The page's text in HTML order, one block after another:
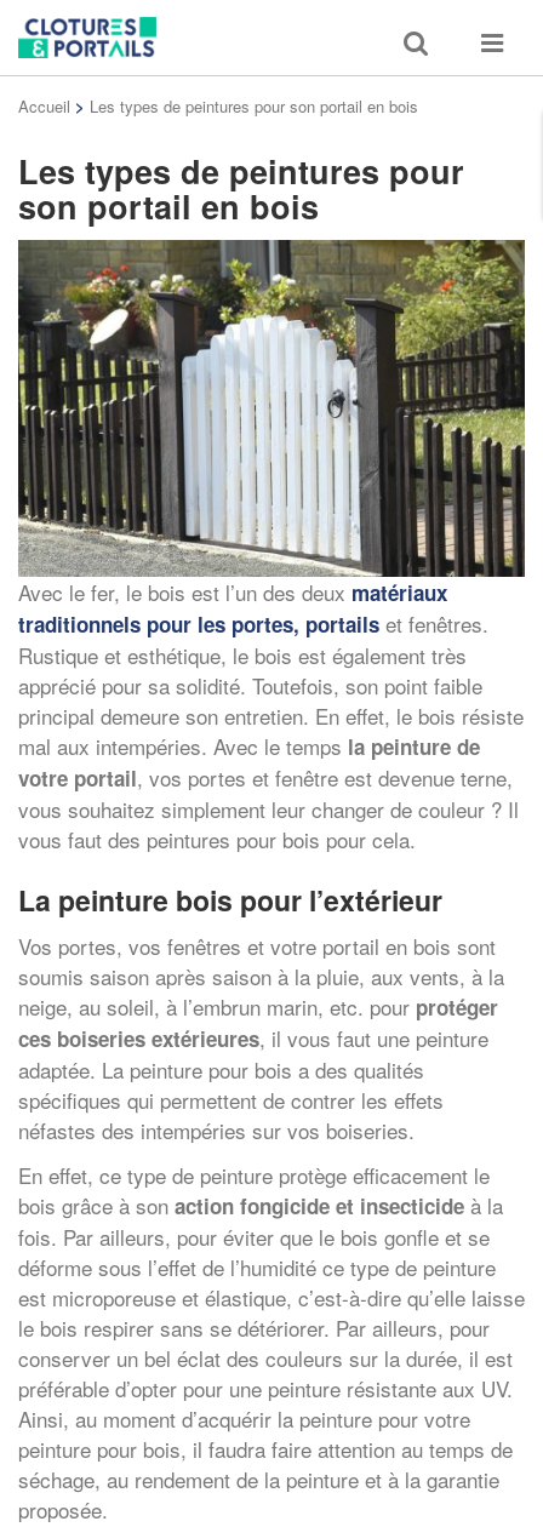
Toggle
search
Toggle
Accueil > Les types de peintures pour son portail en bois
Les types de peintures pour
son portail en bois
Avec le fer, le bois est l’un des deux matériaux
traditionnels pour les portes, portails et fenêtres.
Rustique et esthétique, le bois est également très
apprécié pour sa solidité. Toutefois, son point faible
principal demeure son entretien. En effet, le bois résiste
mal aux intempéries. Avec le temps la peinture de
votre portail, vos portes et fenêtre est devenue terne,
vous souhaitez simplement leur changer de couleur ? Il
vous faut des peintures pour bois pour cela.
La peinture bois pour l’extérieur
Vos portes, vos fenêtres et votre portail en bois sont
soumis saison après saison à la pluie, aux vents, à la
neige, au soleil, à l’embrun marin, etc. pour protéger
ces boiseries extérieures, il vous faut une peinture
adaptée. La peinture pour bois a des qualités
spécifiques qui permettent de contrer les effets
néfastes des intempéries sur vos boiseries.
En effet, ce type de peinture protège efficacement le
bois grâce à son action fongicide et insecticide à la
fois. Par ailleurs, pour éviter que le bois gonfle et se
déforme sous l’effet de l’humidité ce type de peinture
est microporeuse et élastique, c’est-à-dire qu’elle laisse
le bois respirer sans se détériorer. Par ailleurs, pour
conserver un bel éclat des couleurs sur la durée, il est
préférable d’opter pour une peinture résistante aux UV.
Ainsi, au moment d’acquérir la peinture pour votre
peinture pour bois, il faudra faire attention au temps de
séchage, au rendement de la peinture et à la garantie
proposée.